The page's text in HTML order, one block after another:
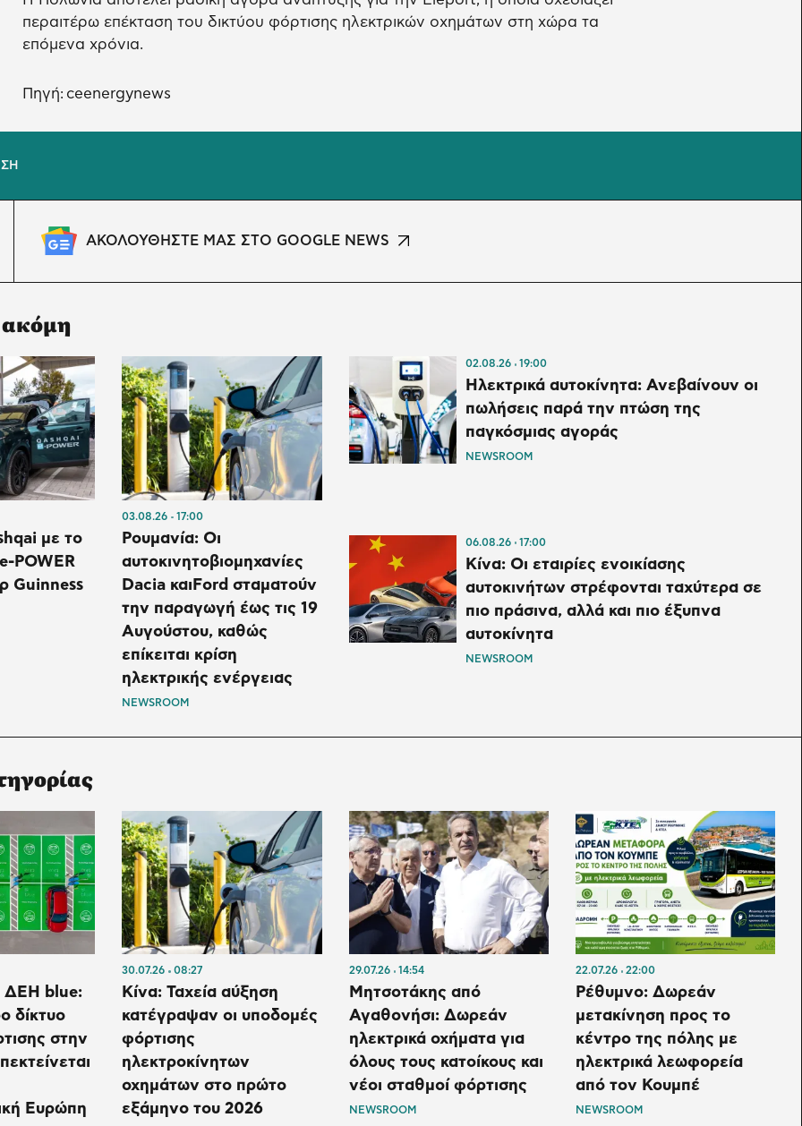
περαιτέρω επέκταση του δικτύου φόρτισης ηλεκτρικών οχημάτων στη χώρα τα
επόμενα χρόνια.
Πηγή: ceenergynews
ΑΚΟΛΟΥΘΗΣΤΕ ΜΑΣ ΣΤΟ GOOGLE NEWS
με το
POWER
Guinness
03.08.26 17:00
Ρουμανία: Οι
αυτοκινητοβιομηχανίες
Dacia και⁠Ford σταματούν
την παραγωγή έως τις 19
Αυγούστου, καθώς
επίκειται κρίση
ηλεκτρικής ενέργειας
NEWSROOM
02.08.26 19:00
Ηλεκτρικά αυτοκίνητα: Ανεβαίνουν οι
πωλήσεις παρά την πτώση της
παγκόσμιας αγοράς
NEWSROOM
06.08.26 17:00
Κίνα: Οι εταιρίες ενοικίασης
αυτοκινήτων στρέφονται ταχύτερα σε
πιο πράσινα, αλλά και πιο έξυπνα
αυτοκίνητα
NEWSROOM
ΔΕΗ blue:
δίκτυο
στην
Ευρώπη
30.07.26 08:27
Κίνα: Ταχεία αύξηση
κατέγραψαν οι υποδομές
φόρτισης
ηλεκτροκίνητων
οχημάτων στο πρώτο
εξάμηνο του 2026
29.07.26 14:54
Μητσοτάκης από
Αγαθονήσι: Δωρεάν
ηλεκτρικά οχήματα για
όλους τους κατοίκους και
νέοι σταθμοί φόρτισης
NEWSROOM
22.07.26 22:00
Ρέθυμνο: Δωρεάν
μετακίνηση προς το
κέντρο της πόλης με
ηλεκτρικά λεωφορεία
από τον Κουμπέ
NEWSROOM